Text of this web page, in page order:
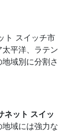
ト スイッチ市
平洋、ラテン
域別に分割さ
ネット スイッ
地域には強力な